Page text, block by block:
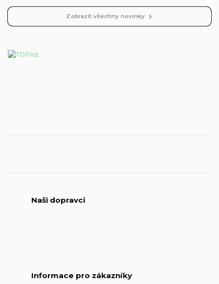
Zobrazit všechny novinky
Naši dopravci
Informace pro zákazníky